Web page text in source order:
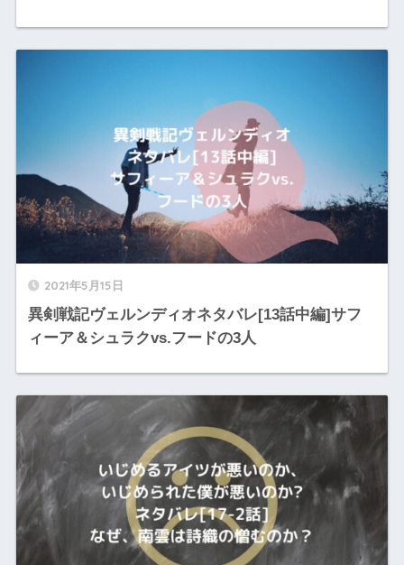
2021年5月15日
異剣戦記ヴェルンディオネタバレ[13話中編]サフ
ィーア＆シュラクvs.フードの3人